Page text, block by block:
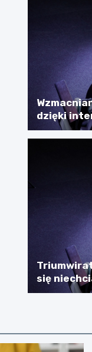
dzięki
sześć
się
minut